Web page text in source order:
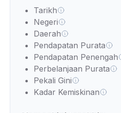
Tarikh
Negeri
Daerah
Pendapatan Purata
Pendapatan Penengah
Perbelanjaan Purata
Pekali Gini
Kadar Kemiskinan